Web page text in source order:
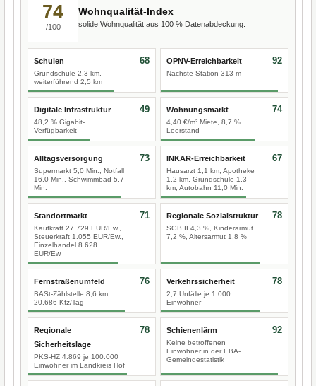
74
/100
Wohnqualität-Index
solide Wohnqualität aus 100 % Datenabdeckung.
Schulen
Grundschule 2,3 km,
weiterführend 2,5 km
68 ÖPNV-Erreichbarkeit
Nächste Station 313 m
92
Digitale Infrastruktur
48,2 % Gigabit-
Verfügbarkeit
49 Wohnungsmarkt
4,40 €/m² Miete, 8,7 %
Leerstand
74
Alltagsversorgung
Supermarkt 5,0 Min., Notfall
16,0 Min., Schwimmbad 5,7
Min.
73 INKAR-Erreichbarkeit
Hausarzt 1,1 km, Apotheke
1,2 km, Grundschule 1,3
km, Autobahn 11,0 Min.
67
Standortmarkt
Kaufkraft 27.729 EUR/Ew.,
Steuerkraft 1.055 EUR/Ew.,
Einzelhandel 8.628
EUR/Ew.
71 Regionale Sozialstruktur
SGB II 4,3 %, Kinderarmut
7,2 %, Altersarmut 1,8 %
78
Fernstraßenumfeld
BASt-Zählstelle 8,6 km,
20.686 Kfz/Tag
76 Verkehrssicherheit
2,7 Unfälle je 1.000
Einwohner
78
Regionale
Sicherheitslage
PKS-HZ 4.869 je 100.000
Einwohner im Landkreis Hof
78 Schienenlärm
Keine betroffenen
Einwohner in der EBA-
Gemeindestatistik
92